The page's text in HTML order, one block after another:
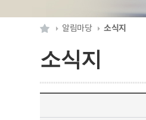
알림마당 소식지
소식지